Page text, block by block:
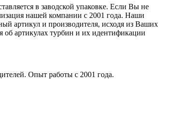
в заводской упаковке. Если Вы не
нашей компании с 2001 года. Наши
артикул и производителя, исходя из Ваших
артикулах турбин и их идентификации
Опыт работы с 2001 года.